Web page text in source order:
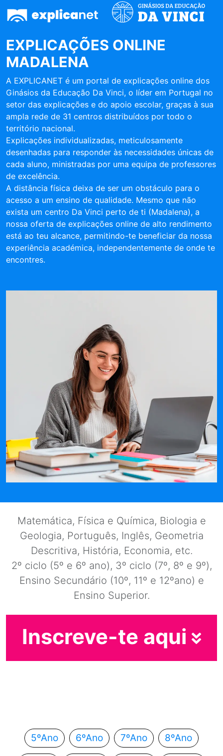
EXPLICAÇÕES ONLINE
MADALENA
A EXPLICANET é um portal de explicações online dos
Ginásios da Educação Da Vinci, o líder em Portugal no
setor das explicações e do apoio escolar, graças à sua
ampla rede de 31 centros distribuídos por todo o
território nacional.
Explicações individualizadas, meticulosamente
desenhadas para responder às necessidades únicas de
cada aluno, ministradas por uma equipa de professores
de excelência.
A distância física deixa de ser um obstáculo para o
acesso a um ensino de qualidade. Mesmo que não
exista um centro Da Vinci perto de ti (Madalena), a
nossa oferta de explicações online de alto rendimento
está ao teu alcance, permitindo-te beneficiar da nossa
experiência académica, independentemente de onde te
encontres.
Matemática, Física e Química, Biologia e
Geologia, Português, Inglês, Geometria
Descritiva, História, Economia, etc.
2º ciclo (5º e 6º ano), 3º ciclo (7º, 8º e 9º),
Ensino Secundário (10º, 11º e 12ºano) e
Ensino Superior.
Inscreve-te aqui
5ºAno 6ºAno 7ºAno 8ºAno